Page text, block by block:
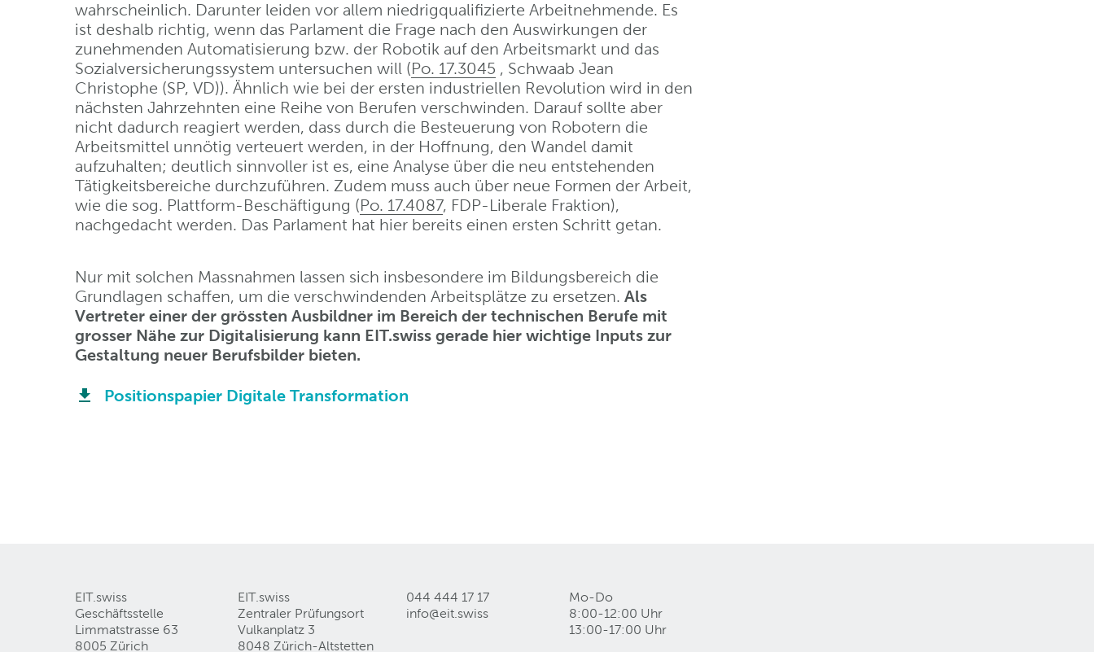
wahrscheinlich. Darunter leiden vor allem niedrigqualifizierte Arbeitnehmende. Es
ist deshalb richtig, wenn das Parlament die Frage nach den Auswirkungen der
zunehmenden Automatisierung bzw. der Robotik auf den Arbeitsmarkt und das
Sozialversicherungssystem untersuchen will (Po. 17.3045 , Schwaab Jean
Christophe (SP, VD)). Ähnlich wie bei der ersten industriellen Revolution wird in den
nächsten Jahrzehnten eine Reihe von Berufen verschwinden. Darauf sollte aber
nicht dadurch reagiert werden, dass durch die Besteuerung von Robotern die
Arbeitsmittel unnötig verteuert werden, in der Hoffnung, den Wandel damit
aufzuhalten; deutlich sinnvoller ist es, eine Analyse über die neu entstehenden
Tätigkeitsbereiche durchzuführen. Zudem muss auch über neue Formen der Arbeit,
wie die sog. Plattform-Beschäftigung (Po. 17.4087, FDP-Liberale Fraktion),
nachgedacht werden. Das Parlament hat hier bereits einen ersten Schritt getan.
Nur mit solchen Massnahmen lassen sich insbesondere im Bildungsbereich die
Grundlagen schaffen, um die verschwindenden Arbeitsplätze zu ersetzen. Als
Vertreter einer der grössten Ausbildner im Bereich der technischen Berufe mit
grosser Nähe zur Digitalisierung kann EIT.swiss gerade hier wichtige Inputs zur
Gestaltung neuer Berufsbilder bieten.
Positionspapier Digitale Transformation
EIT.swiss
Geschäftsstelle
Limmatstrasse 63
8005 Zürich
EIT.swiss
Zentraler Prüfungsort
Vulkanplatz 3
8048 Zürich-Altstetten
044 444 17 17
info@eit swiss
Mo-Do
8:00-12:00 Uhr
13:00-17:00 Uhr